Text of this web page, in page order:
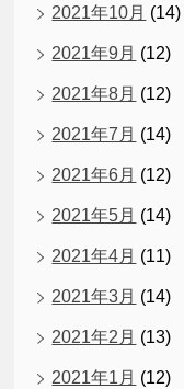
2021年10月 (14)
2021年9月 (12)
2021年8月 (12)
2021年7月 (14)
2021年6月 (12)
2021年5月 (14)
2021年4月 (11)
2021年3月 (14)
2021年2月 (13)
2021年1月 (12)